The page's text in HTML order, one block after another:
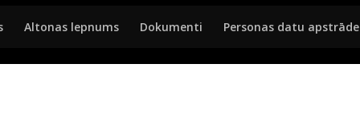
Altonas lepnums Dokumenti Personas datu apstrāde